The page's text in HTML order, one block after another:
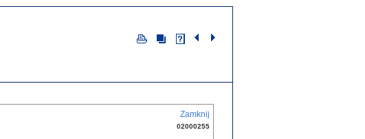
Zamknij
02000255